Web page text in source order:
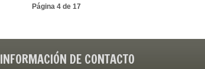
Página 4 de 17
INFORMACIÓN DE CONTACTO